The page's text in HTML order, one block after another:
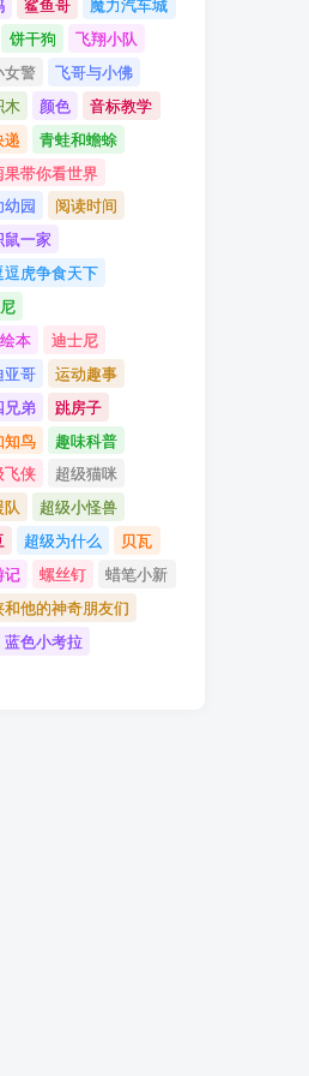
饼干狗
飞翔小队
女警
飞哥与小佛
木 颜色
音标教学
递
青蛙和蟾蜍
果带你看世界
园
阅读时间
鼠一家
逗虎争食天下
本
迪士尼
亚哥
运动趣事
兄弟
跳房子
知鸟
趣味科普
飞侠
超级猫咪
队
超级小怪兽
超级为什么
贝瓦
记 螺丝钉
蜡笔小新
他的神奇朋友们
蓝色小考拉